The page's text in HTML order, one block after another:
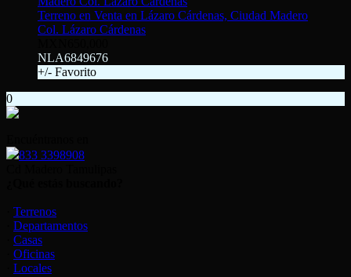
Terreno en Venta en Lázaro Cárdenas, Ciudad Madero
Col. Lázaro Cárdenas
NLA6849676
+/- Favorito
0
833 3398908
Terrenos
Departamentos
Casas
Oficinas
Locales